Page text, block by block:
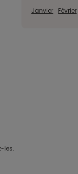
Janvier Février
les.